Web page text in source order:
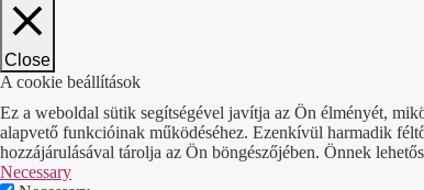
Close
A cookie beállítások
Ez a weboldal sütik segítségével javítja az Ön élményét,
alapvető funkcióinak működéséhez. Ezenkívül harmadik
hozzájárulásával tárolja az Ön böngészőjében. Önnek
Necessary